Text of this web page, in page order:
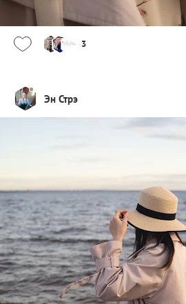
3
Эн Стрэ